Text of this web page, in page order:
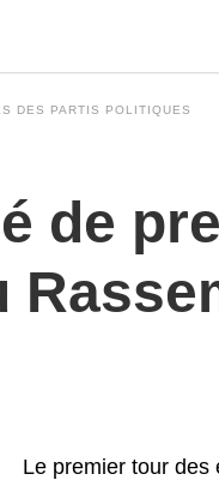
DES PARTIS POLITIQUES
de
Le premier tour des